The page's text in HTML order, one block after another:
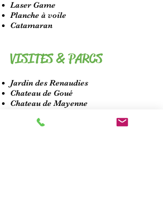
Laser Game
Planche à voile
Catamaran
VISITES & PARCS
Jardin des Renaudies
Chateau de Goué
Chateau de Mayenne
Chateau de Fouguères